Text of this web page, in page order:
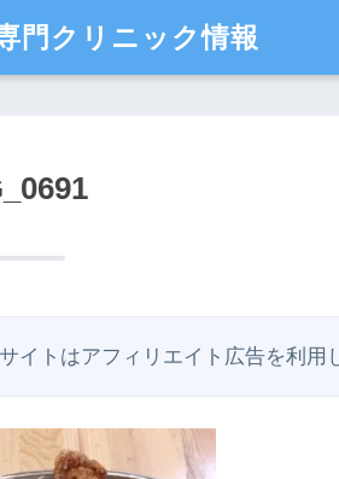
門クリニック情報
イトはアフィリエイト広告を利用